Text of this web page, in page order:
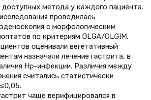
доступных метода у каждого пациента.
проводилась
с морфологическим
по критериям OLGA/OLGIM.
оценивали вегетативный
назначали лечение гастрита, в
Нр-инфекции. Различия между
считались статистически
чаще верифицировался в